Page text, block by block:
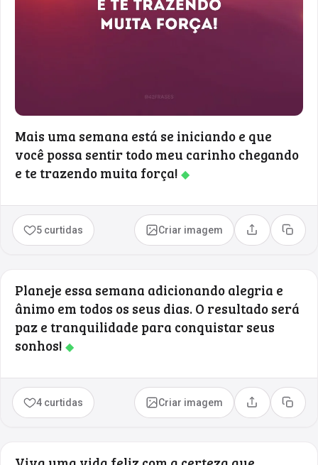
Mais uma semana está se iniciando e que
você possa sentir todo meu carinho chegando
e te trazendo muita força! ◆
5 curtidas Criar imagem Compartilhar
Copiar
Planeje essa semana adicionando alegria e
ânimo em todos os seus dias. O resultado será
paz e tranquilidade para conquistar seus
sonhos! ◆
4 curtidas Criar imagem Compartilhar
Copiar